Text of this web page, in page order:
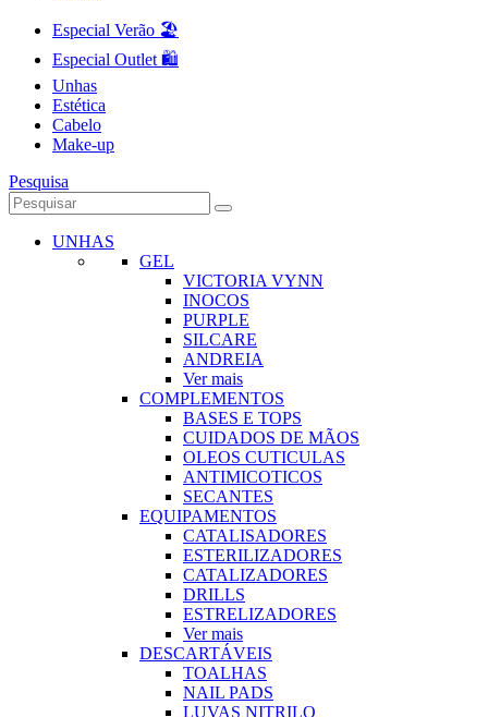
Especial Verão 🏖️
Especial Outlet 🛍️
Unhas
Estética
Cabelo
Make-up
Pesquisa
UNHAS
GEL
VICTORIA VYNN
INOCOS
PURPLE
SILCARE
ANDREIA
Ver mais
COMPLEMENTOS
BASES E TOPS
CUIDADOS DE MÃOS
OLEOS CUTICULAS
ANTIMICOTICOS
SECANTES
EQUIPAMENTOS
CATALISADORES
ESTERILIZADORES
CATALIZADORES
DRILLS
ESTRELIZADORES
Ver mais
DESCARTÁVEIS
TOALHAS
NAIL PADS
LUVAS NITRILO